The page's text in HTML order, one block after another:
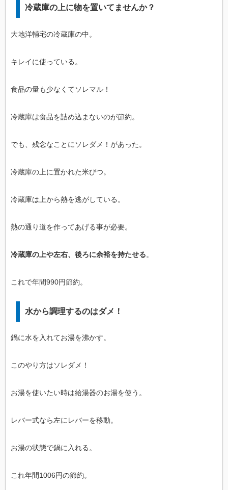
冷蔵庫の上に物を置いてませんか？
大地洋輔宅の冷蔵庫の中。
キレイに使っている。
食品の量も少なくてソレマル！
冷蔵庫は食品を詰め込まないのが節約。
でも、残念なことにソレダメ！があった。
冷蔵庫の上に置かれた米びつ。
冷蔵庫は上から熱を逃がしている。
熱の通り道を作ってあげる事が必要。
冷蔵庫の上や左右、後ろに余裕を持たせる。
これで年間990円節約。
水から調理するのはダメ！
鍋に水を入れてお湯を沸かす。
このやり方はソレダメ！
お湯を使いたい時は給湯器のお湯を使う。
レバー式なら左にレバーを移動。
お湯の状態で鍋に入れる。
これ年間1006円の節約。